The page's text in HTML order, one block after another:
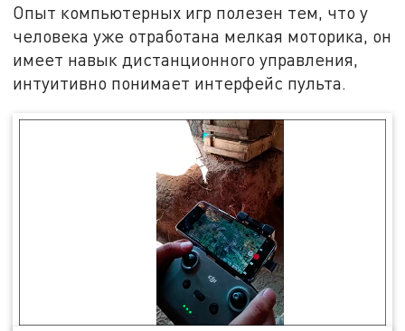
Опыт компьютерных игр полезен тем, что у
человека уже отработана мелкая моторика, он
имеет навык дистанционного управления,
интуитивно понимает интерфейс пульта.